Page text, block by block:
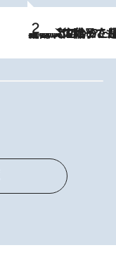
2026.8.5
【阿川佐和子さんの年とる力】なぜ70代で始めた趣味は“こんなに楽しい”のか？ ピアノ、俳句…スランプに陥っても続けられる“ある秘訣”とは